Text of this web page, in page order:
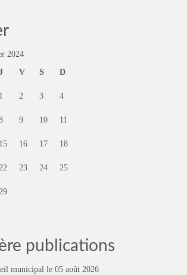
2024
V S D
1 2 3 4
9 10 11
15 16 17 18
23 24 25
publications
municipal le 05 août 2026